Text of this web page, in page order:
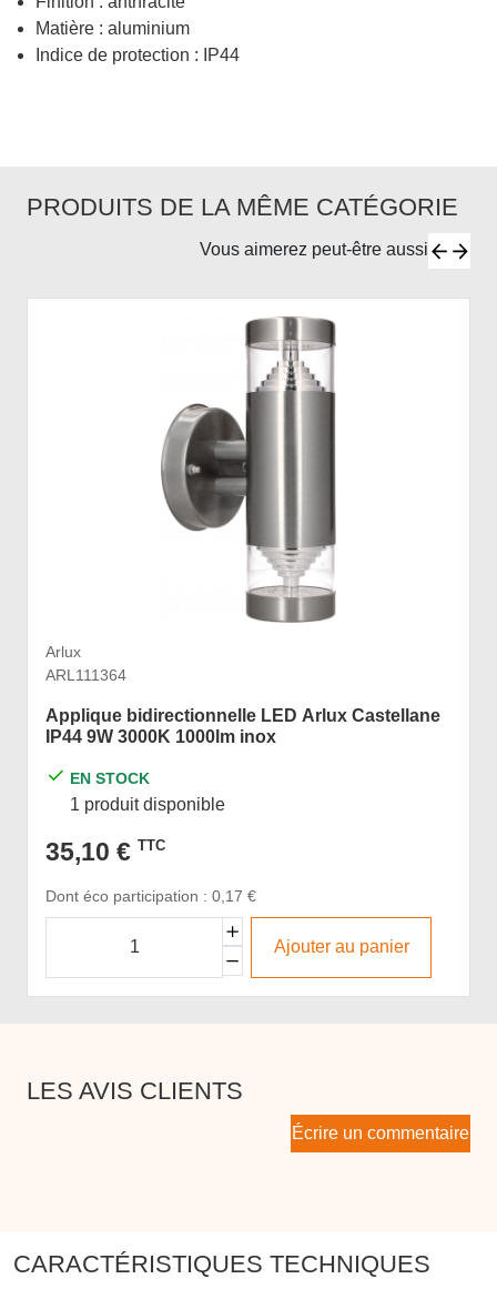
Matière : aluminium
Indice de protection : IP44
PRODUITS DE LA MÊME CATÉGORIE
Vous aimerez peut-être aussi
Arlux
ARL111364
Applique bidirectionnelle LED Arlux Castellane
IP44 9W 3000K 1000lm inox
EN STOCK
1 produit disponible
35,10 € TTC
Dont éco participation : 0,17 €
Ajouter au panier
LES AVIS CLIENTS
Écrire un commentaire
CARACTÉRISTIQUES TECHNIQUES